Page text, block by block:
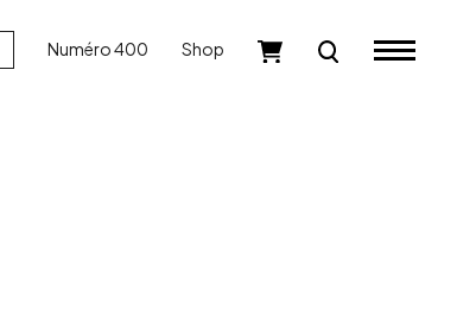
Numéro 400 Shop